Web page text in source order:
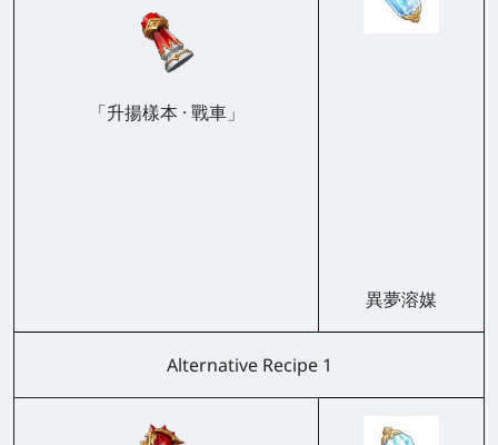
「升揚樣本 · 戰車」
異夢溶媒
Alternative Recipe 1